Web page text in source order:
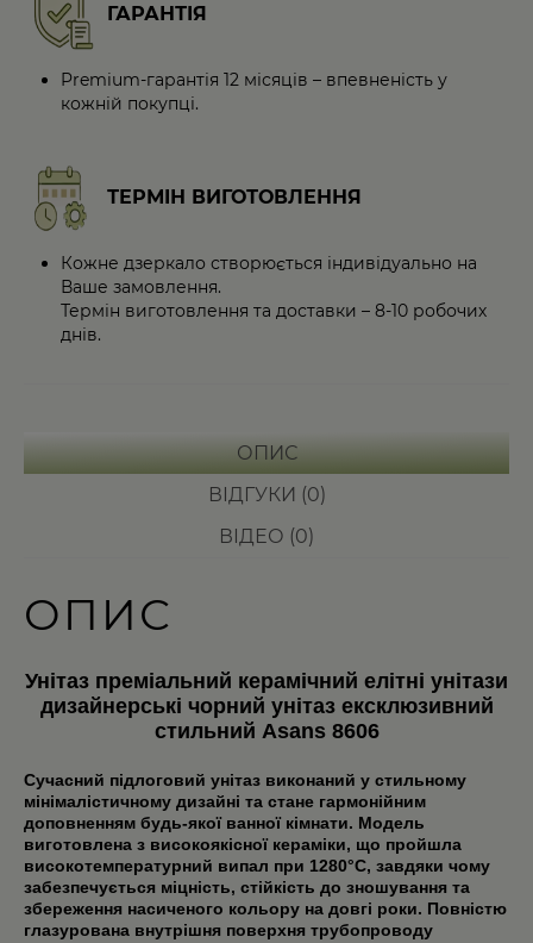
ГАРАНТІЯ
Premium-гарантія 12 місяців – впевненість у
кожній покупці.
ТЕРМІН ВИГОТОВЛЕННЯ
Кожне дзеркало створюється індивідуально на
Ваше замовлення.
Термін виготовлення та доставки – 8-10 робочих
днів.
ОПИС
ВІДГУКИ (0)
ВІДЕО (0)
ОПИС
Унітаз преміальний керамічний елітні унітази
дизайнерські чорний унітаз ексклюзивний
стильний Asans 8606
Сучасний підлоговий унітаз виконаний у стильному
мінімалістичному дизайні та стане гармонійним
доповненням будь-якої ванної кімнати. Модель
виготовлена з високоякісної кераміки, що пройшла
високотемпературний випал при 1280°C, завдяки чому
забезпечується міцність, стійкість до зношування та
збереження насиченого кольору на довгі роки. Повністю
глазурована внутрішня поверхня трубопроводу